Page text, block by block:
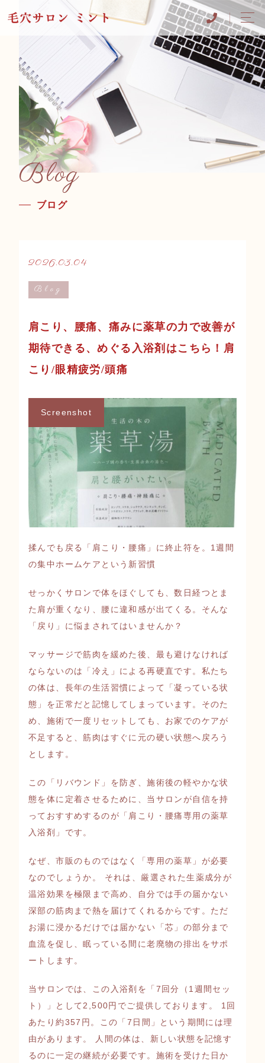
Blog
ブログ
2026.03.04
Blog
肩こり、腰痛、痛みに薬草の力で改善が
期待できる、めぐる入浴剤はこちら！肩
こり/眼精疲労/頭痛
Screenshot
揉んでも戻る「肩こり・腰痛」に終止符を。1週間
の集中ホームケアという新習慣
せっかくサロンで体をほぐしても、数日経つとま
た肩が重くなり、腰に違和感が出てくる。そんな
「戻り」に悩まされてはいませんか？
マッサージで筋肉を緩めた後、最も避けなければ
ならないのは「冷え」による再硬直です。私たち
の体は、長年の生活習慣によって「凝っている状
態」を正常だと記憶してしまっています。そのた
め、施術で一度リセットしても、お家でのケアが
不足すると、筋肉はすぐに元の硬い状態へ戻ろう
とします。
この「リバウンド」を防ぎ、施術後の軽やかな状
態を体に定着させるために、当サロンが自信を持
っておすすめするのが「肩こり・腰痛専用の薬草
入浴剤」です。
なぜ、市販のものではなく「専用の薬草」が必要
なのでしょうか。 それは、厳選された生薬成分が
温浴効果を極限まで高め、自分では手の届かない
深部の筋肉まで熱を届けてくれるからです。ただ
お湯に浸かるだけでは届かない「芯」の部分まで
血流を促し、眠っている間に老廃物の排出をサポ
ートします。
当サロンでは、この入浴剤を「7回分（1週間セッ
ト）」として2,500円でご提供しております。 1回
あたり約357円。この「7日間」という期間には理
由があります。 人間の体は、新しい状態を記憶す
るのに一定の継続が必要です。施術を受けた日か